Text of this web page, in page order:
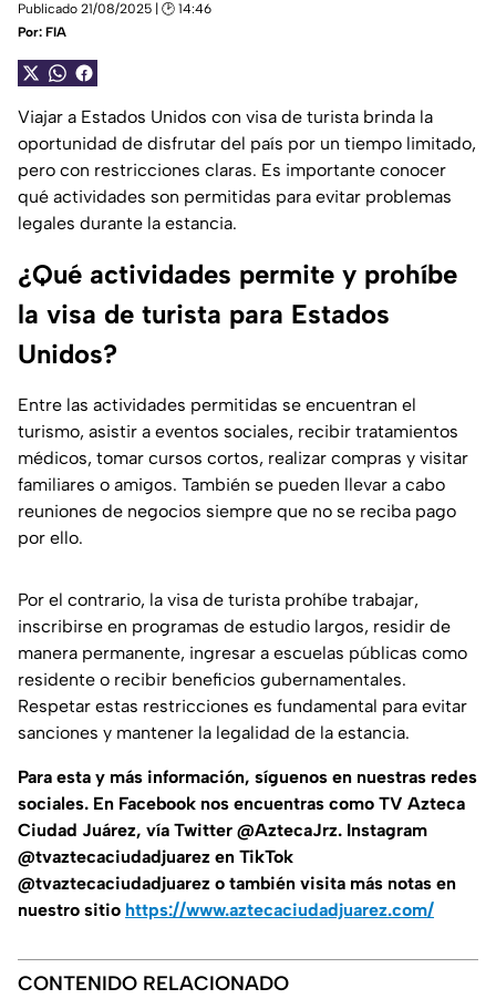
Publicado 21/08/2025 | 🕑 14:46
Por: FIA
Viajar a Estados Unidos con visa de turista brinda la
oportunidad de disfrutar del país por un tiempo limitado,
pero con restricciones claras. Es importante conocer
qué actividades son permitidas para evitar problemas
legales durante la estancia.
¿Qué actividades permite y prohíbe
la visa de turista para Estados
Unidos?
Entre las actividades permitidas se encuentran el
turismo, asistir a eventos sociales, recibir tratamientos
médicos, tomar cursos cortos, realizar compras y visitar
familiares o amigos. También se pueden llevar a cabo
reuniones de negocios siempre que no se reciba pago
por ello.
Por el contrario, la visa de turista prohíbe trabajar,
inscribirse en programas de estudio largos, residir de
manera permanente, ingresar a escuelas públicas como
residente o recibir beneficios gubernamentales.
Respetar estas restricciones es fundamental para evitar
sanciones y mantener la legalidad de la estancia.
Para esta y más información, síguenos en nuestras redes
sociales. En Facebook nos encuentras como TV Azteca
Ciudad Juárez, vía Twitter @AztecaJrz. Instagram
@tvaztecaciudadjuarez en TikTok
@tvaztecaciudadjuarez o también visita más notas en
nuestro sitio https://www.aztecaciudadjuarez.com/
CONTENIDO RELACIONADO